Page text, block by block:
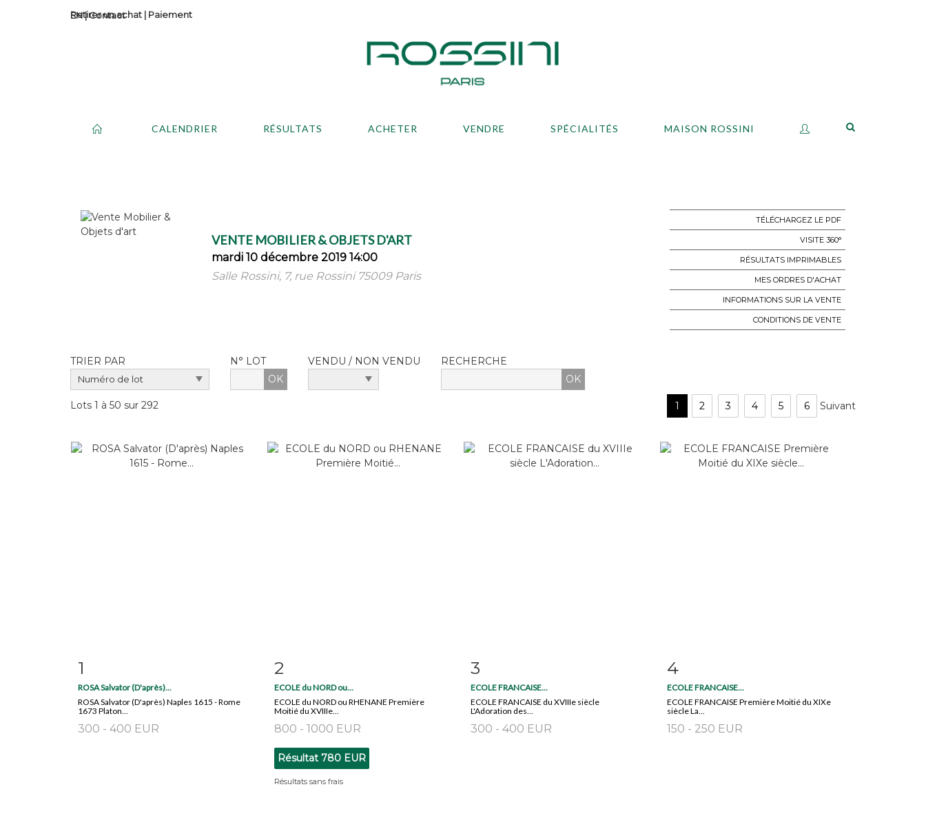
Contact
Retirer un achat | Paiement
CALENDRIER RÉSULTATS ACHETER VENDRE SPÉCIALITÉS MAISON ROSSINI
VENTE MOBILIER & OBJETS D'ART
mardi 10 décembre 2019 14:00
Salle Rossini, 7, rue Rossini 75009 Paris
TÉLÉCHARGEZ LE PDF
VISITE 360°
RÉSULTATS IMPRIMABLES
MES ORDRES D'ACHAT
INFORMATIONS SUR LA VENTE
CONDITIONS DE VENTE
TRIER PAR
N° LOT
OK
VENDU / NON VENDU RECHERCHE
Lots 1 à 50 sur 292 1 2 3 4 5 6 Suivant
1
ROSA Salvator (D'après)...
ROSA Salvator (D'après) Naples 1615 - Rome
1673 Platon...
300 - 400 EUR
Fiche détaillée
2
ECOLE du NORD ou...
ECOLE du NORD ou RHENANE Première
Moitié du XVIIIe...
800 - 1000 EUR
Résultat 780 EUR
Résultats sans frais
3
ECOLE FRANCAISE...
ECOLE FRANCAISE du XVIIIe siècle
L'Adoration des...
300 - 400 EUR
Fiche détaillée
4
ECOLE FRANCAISE...
ECOLE FRANCAISE Première Moitié du XIXe
siècle La...
150 - 250 EUR